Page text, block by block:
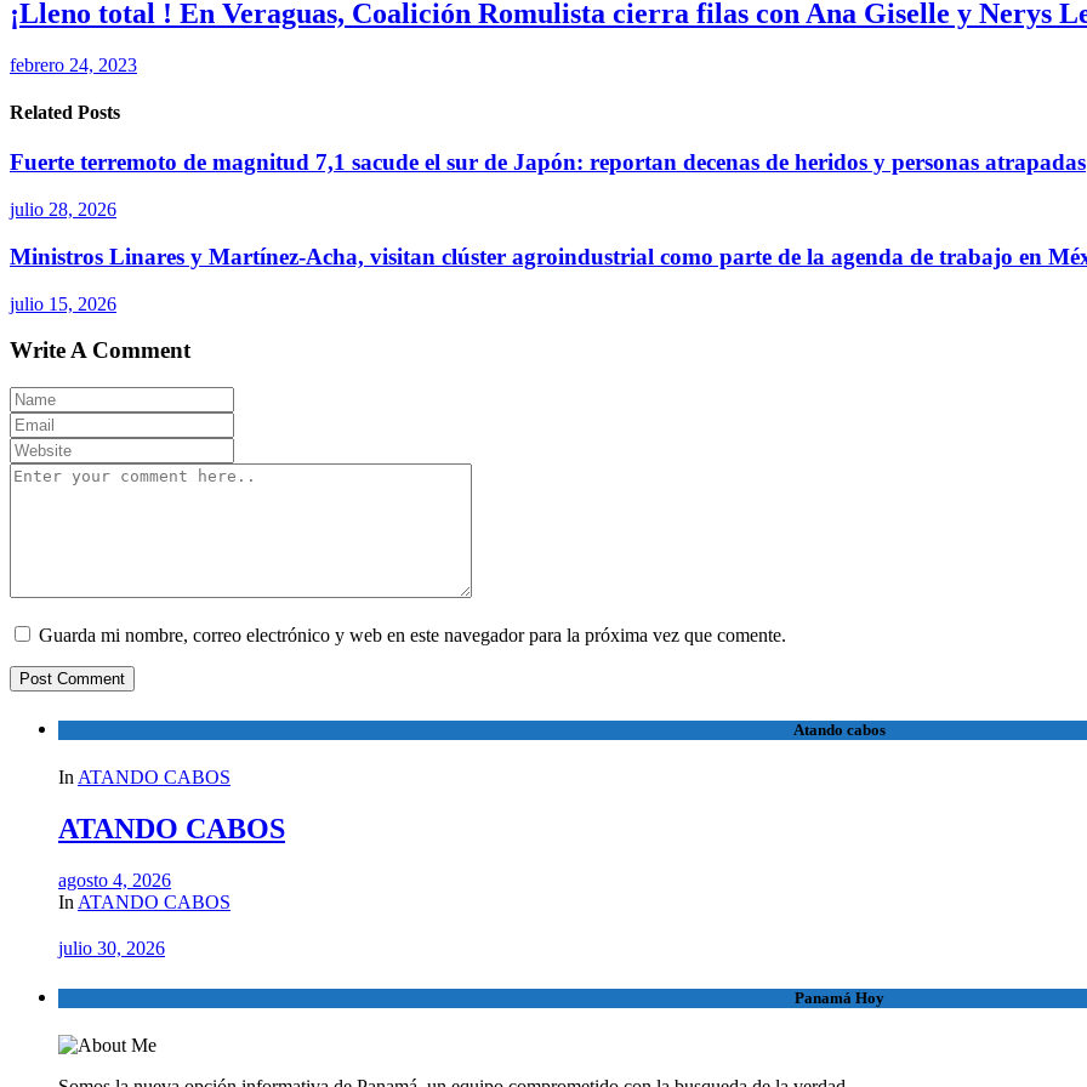
¡Lleno total ! En Veraguas, Coalición Romulista cierra filas con Ana Giselle y Nerys
febrero 24, 2023
Related Posts
Fuerte terremoto de magnitud 7,1 sacude el sur de Japón: reportan decenas de heridos y personas atrapadas
julio 28, 2026
Ministros Linares y Martínez-Acha, visitan clúster agroindustrial como parte de la agenda de trabajo en
julio 15, 2026
Write A Comment
Guarda mi nombre, correo electrónico y web en este navegador para la próxima vez que comente.
Atando cabos
InATANDO CABOS
ATANDO CABOS
agosto 4, 2026
In ATANDO CABOS
julio 30, 2026
Panamá Hoy